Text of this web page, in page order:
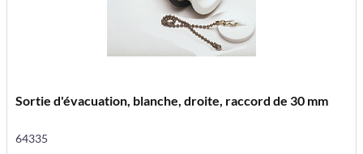
Sortie d'évacuation, blanche, droite, raccord de 30 mm
64335